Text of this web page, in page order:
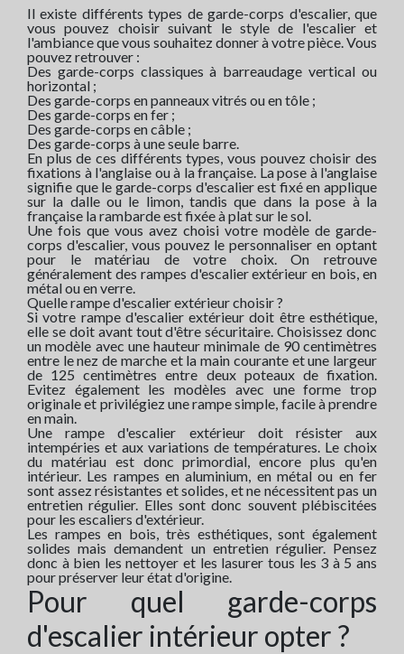
Il existe différents types de garde-corps d'escalier, que
vous pouvez choisir suivant le style de l'escalier et
l'ambiance que vous souhaitez donner à votre pièce. Vous
pouvez retrouver :
Des garde-corps classiques à barreaudage vertical ou
horizontal ;
Des garde-corps en panneaux vitrés ou en tôle ;
Des garde-corps en fer ;
Des garde-corps en câble ;
Des garde-corps à une seule barre.
En plus de ces différents types, vous pouvez choisir des
fixations à l'anglaise ou à la française. La pose à l'anglaise
signifie que le garde-corps d'escalier est fixé en applique
sur la dalle ou le limon, tandis que dans la pose à la
française la rambarde est fixée à plat sur le sol.
Une fois que vous avez choisi votre modèle de garde-
corps d'escalier, vous pouvez le personnaliser en optant
pour le matériau de votre choix. On retrouve
généralement des rampes d'escalier extérieur en bois, en
métal ou en verre.
Quelle rampe d'escalier extérieur choisir ?
Si votre rampe d'escalier extérieur doit être esthétique,
elle se doit avant tout d'être sécuritaire. Choisissez donc
un modèle avec une hauteur minimale de 90 centimètres
entre le nez de marche et la main courante et une largeur
de 125 centimètres entre deux poteaux de fixation.
Evitez également les modèles avec une forme trop
originale et privilégiez une rampe simple, facile à prendre
en main.
Une rampe d'escalier extérieur doit résister aux
intempéries et aux variations de températures. Le choix
du matériau est donc primordial, encore plus qu'en
intérieur. Les rampes en aluminium, en métal ou en fer
sont assez résistantes et solides, et ne nécessitent pas un
entretien régulier. Elles sont donc souvent plébiscitées
pour les escaliers d'extérieur.
Les rampes en bois, très esthétiques, sont également
solides mais demandent un entretien régulier. Pensez
donc à bien les nettoyer et les lasurer tous les 3 à 5 ans
pour préserver leur état d'origine.
Pour quel garde-corps
d'escalier intérieur opter ?